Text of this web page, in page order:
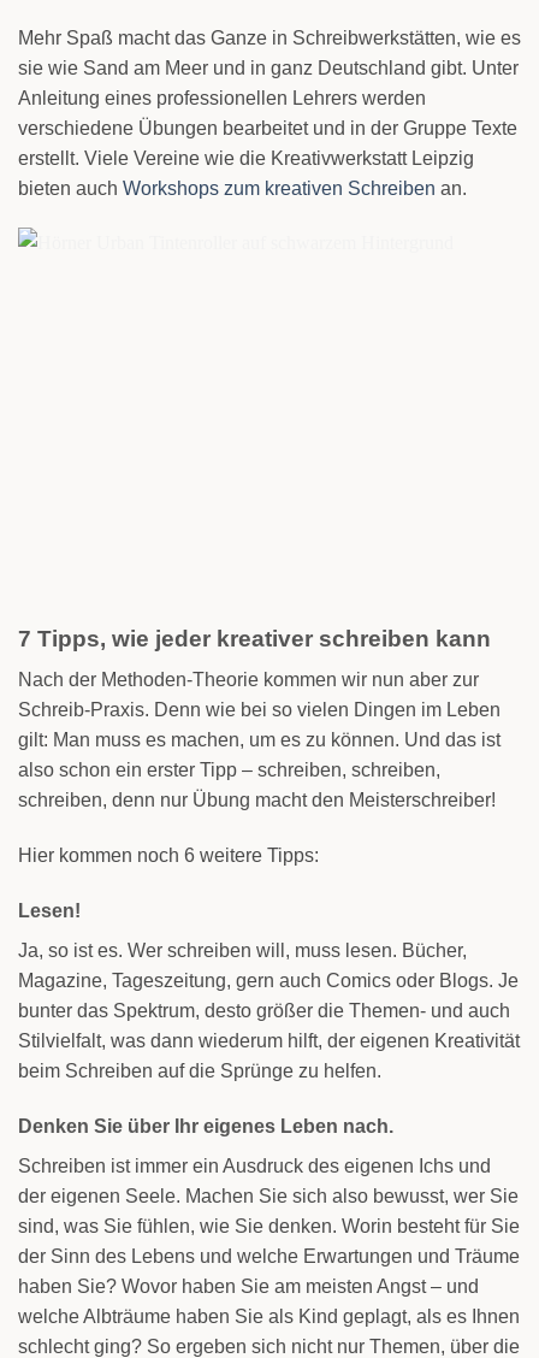
Mehr Spaß macht das Ganze in Schreibwerkstätten, wie es
sie wie Sand am Meer und in ganz Deutschland gibt. Unter
Anleitung eines professionellen Lehrers werden
verschiedene Übungen bearbeitet und in der Gruppe Texte
erstellt. Viele Vereine wie die Kreativwerkstatt Leipzig
bieten auch Workshops zum kreativen Schreiben an.
7 Tipps, wie jeder kreativer schreiben kann
Nach der Methoden-Theorie kommen wir nun aber zur
Schreib-Praxis. Denn wie bei so vielen Dingen im Leben
gilt: Man muss es machen, um es zu können. Und das ist
also schon ein erster Tipp – schreiben, schreiben,
schreiben, denn nur Übung macht den Meisterschreiber!
Hier kommen noch 6 weitere Tipps:
Lesen!
Ja, so ist es. Wer schreiben will, muss lesen. Bücher,
Magazine, Tageszeitung, gern auch Comics oder Blogs. Je
bunter das Spektrum, desto größer die Themen- und auch
Stilvielfalt, was dann wiederum hilft, der eigenen Kreativität
beim Schreiben auf die Sprünge zu helfen.
Denken Sie über Ihr eigenes Leben nach.
Schreiben ist immer ein Ausdruck des eigenen Ichs und
der eigenen Seele. Machen Sie sich also bewusst, wer Sie
sind, was Sie fühlen, wie Sie denken. Worin besteht für Sie
der Sinn des Lebens und welche Erwartungen und Träume
haben Sie? Wovor haben Sie am meisten Angst – und
welche Albträume haben Sie als Kind geplagt, als es Ihnen
schlecht ging? So ergeben sich nicht nur Themen, über die